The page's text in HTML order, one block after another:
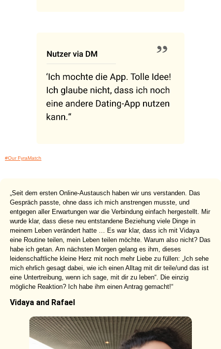
#Our FyraMatch
„Seit dem ersten Online-Austausch haben wir uns verstanden. Das
Gespräch passte, ohne dass ich mich anstrengen musste, und
entgegen aller Erwartungen war die Verbindung einfach hergestellt. Mir
wurde klar, dass diese neu entstandene Beziehung viele Dinge in
meinem Leben verändert hatte … Es war klar, dass ich mit Vidaya
eine Routine teilen, mein Leben teilen möchte. Warum also nicht? Das
habe ich getan. Am nächsten Morgen gelang es ihm, dieses
leidenschaftliche kleine Herz mit noch mehr Liebe zu füllen: „Ich sehe
mich ehrlich gesagt dabei, wie ich einen Alltag mit dir teile/und das ist
eine Untertreibung, wenn ich sage, mit dir zu leben“. Die einzig
mögliche Reaktion? Ich habe ihm einen Antrag gemacht!“
Vidaya and Rafael